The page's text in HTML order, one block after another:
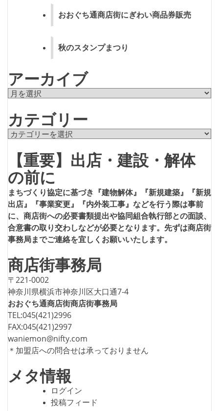
おおぐち通商店街にぎわい商品券販売
秋のスタンプまつり
アーカイブ
ア
カ
イ
ブ
カテゴリー
カ
ー
【重要】出店・建設・解体
の前に
まちづくり協定に基づき『建物解体』『新規建築』『新規
出店』『事業変更』『内外装工事』などを行う際は事前
に、商店街への必要書類提出や協同組合執行部との面談、
合意書の取り交わしなどが必要となります。先ずは商店街
事務局までご連絡を宜しくお願いいたします。
商店街事務局
〒221-0002
神奈川県横浜市神奈川区大口通7-4
おおぐち通商店街商店街事務局
TEL:045(421)2996
FAX:045(421)2997
waniemon@nifty.com
＊加盟店への問合せは承っておりません
メタ情報
ログイン
投稿フィード